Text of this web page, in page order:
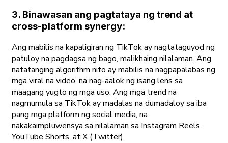
3. Binawasan ang pagtataya ng trend at
cross-platform synergy:
Ang mabilis na kapaligiran ng TikTok ay nagtataguyod ng
patuloy na pagdagsa ng bago, malikhaing nilalaman. Ang
natatanging algorithm nito ay mabilis na nagpapalabas ng
mga viral na video, na nag-aalok ng isang lens sa
maagang yugto ng mga uso. Ang mga trend na
nagmumula sa TikTok ay madalas na dumadaloy sa iba
pang mga platform ng social media, na
nakakaimpluwensya sa nilalaman sa Instagram Reels,
YouTube Shorts, at X (Twitter).